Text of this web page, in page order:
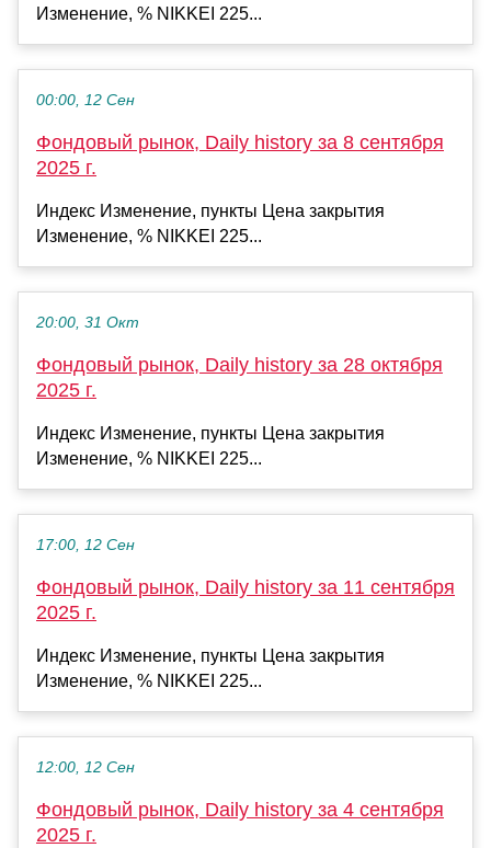
Изменение, % NIKKEI 225...
00:00, 12 Сен
Фондовый рынок, Daily history за 8 сентября
2025 г.
Индекс Изменение, пункты Цена закрытия
Изменение, % NIKKEI 225...
20:00, 31 Окт
Фондовый рынок, Daily history за 28 октября
2025 г.
Индекс Изменение, пункты Цена закрытия
Изменение, % NIKKEI 225...
17:00, 12 Сен
Фондовый рынок, Daily history за 11 сентября
2025 г.
Индекс Изменение, пункты Цена закрытия
Изменение, % NIKKEI 225...
12:00, 12 Сен
Фондовый рынок, Daily history за 4 сентября
2025 г.